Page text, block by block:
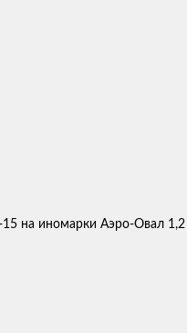
на иномарки Аэро-Овал 1,2